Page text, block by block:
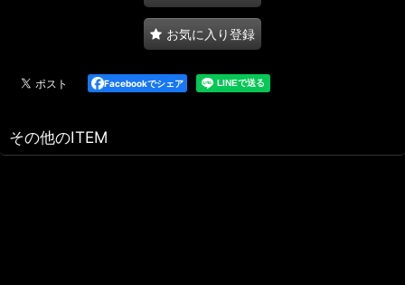
お気に入り登録
Facebookでシェア
その他のITEM